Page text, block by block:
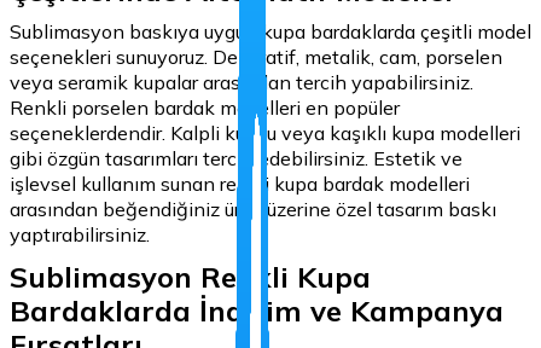
Sublimasyon baskıya uygun kupa bardaklarda çeşitli model
seçenekleri sunuyoruz. Dekoratif, metalik, cam, porselen
veya seramik kupalar arasından tercih yapabilirsiniz.
Renkli porselen bardak modelleri en popüler
seçeneklerdendir. Kalpli kulplu veya kaşıklı kupa modelleri
gibi özgün tasarımları tercih edebilirsiniz. Estetik ve
işlevsel kullanım sunan renkli kupa bardak modelleri
arasından beğendiğiniz ürün üzerine özel tasarım baskı
yaptırabilirsiniz.
Sublimasyon Renkli Kupa
Bardaklarda İndirim ve Kampanya